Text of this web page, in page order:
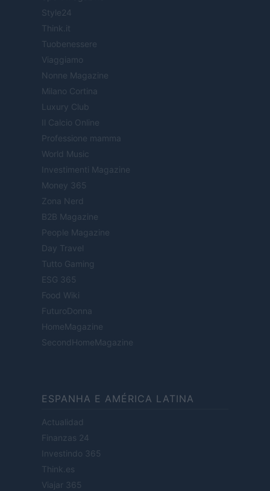
Style24
Think.it
Tuobenessere
Viaggiamo
Nonne Magazine
Milano Cortina
Luxury Club
Il Calcio Online
Professione mamma
World Music
Investimenti Magazine
Money 365
Zona Nerd
B2B Magazine
People Magazine
Day Travel
Tutto Gaming
ESG 365
Food Wiki
FuturoDonna
HomeMagazine
SecondHomeMagazine
ESPANHA E AMÉRICA LATINA
Actualidad
Finanzas 24
Investindo 365
Think.es
Viajar 365